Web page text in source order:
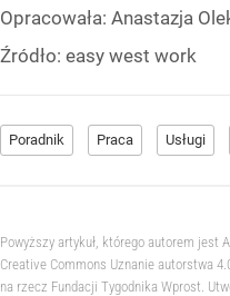
Opracowała: Anastazja
Źródło: easy west work
Poradnik Praca Usługi
Powyższy artykuł, którego autorem jest
Creative Commons Uznanie autorstwa
na rzecz Fundacji Tygodnika Wprost.